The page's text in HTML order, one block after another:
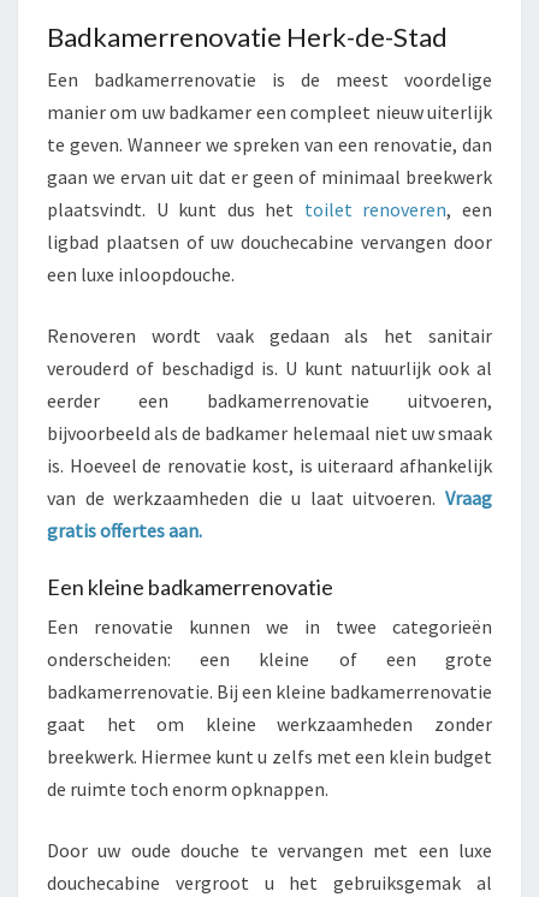
Badkamerrenovatie Herk-de-Stad
Een badkamerrenovatie is de meest voordelige
manier om uw badkamer een compleet nieuw uiterlijk
te geven. Wanneer we spreken van een renovatie, dan
gaan we ervan uit dat er geen of minimaal breekwerk
plaatsvindt. U kunt dus het toilet renoveren, een
ligbad plaatsen of uw douchecabine vervangen door
een luxe inloopdouche.
Renoveren wordt vaak gedaan als het sanitair
verouderd of beschadigd is. U kunt natuurlijk ook al
eerder een badkamerrenovatie uitvoeren,
bijvoorbeeld als de badkamer helemaal niet uw smaak
is. Hoeveel de renovatie kost, is uiteraard afhankelijk
van de werkzaamheden die u laat uitvoeren. Vraag
gratis offertes aan.
Een kleine badkamerrenovatie
Een renovatie kunnen we in twee categorieën
onderscheiden: een kleine of een grote
badkamerrenovatie. Bij een kleine badkamerrenovatie
gaat het om kleine werkzaamheden zonder
breekwerk. Hiermee kunt u zelfs met een klein budget
de ruimte toch enorm opknappen.
Door uw oude douche te vervangen met een luxe
douchecabine vergroot u het gebruiksgemak al